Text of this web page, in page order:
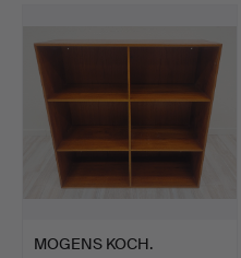
MOGENS KOCH.